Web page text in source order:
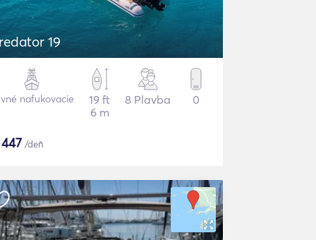
19
nafukovacie
19 ft
6 m
8 Plavba 0
447 /deň